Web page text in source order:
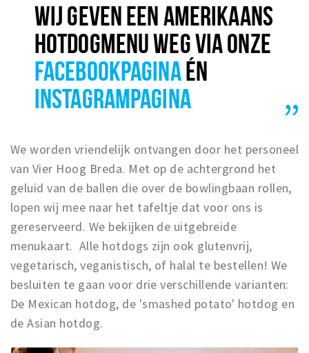
Party pics
Restaurants
Bars
Hotels
Recreation
Deals
Parking
WIJ GEVEN EEN AMERIKAANS
HOTDOGMENU WEG VIA ONZE
FACEBOOKPAGINAÉN
INSTAGRAMPAGINA
We worden vriendelijk ontvangen door het personeel
van Vier Hoog Breda. Met op de achtergrond het
geluid van de ballen die over de bowlingbaan rollen,
lopen wij mee naar het tafeltje dat voor ons is
gereserveerd. We bekijken de uitgebreide
menukaart. Alle hotdogs zijn ook glutenvrij,
vegetarisch, veganistisch, of halal te bestellen! We
besluiten te gaan voor drie verschillende varianten:
De Mexican hotdog, de 'smashed potato' hotdog en
de Asian hotdog.